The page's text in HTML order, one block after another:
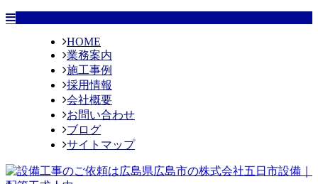
HOME
業務案内
施工事例
採用情報
会社概要
お問い合わせ
ブログ
サイトマップ